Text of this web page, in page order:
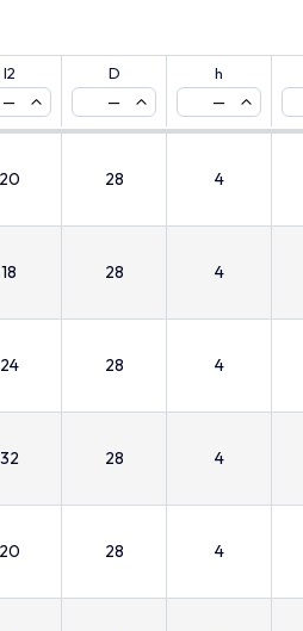
l2
—
D
—
h
—
20 28 4
18 28 4
24 28 4
32 28 4
20 28 4